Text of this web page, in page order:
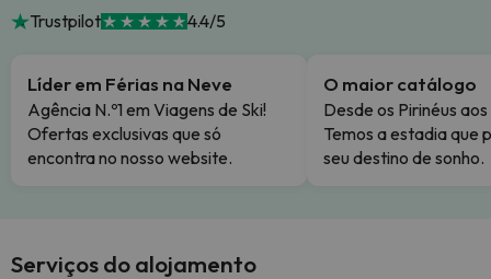
Trustpilot 4.4/5
Líder em Férias na Neve
Agência N.º1 em Viagens de Ski!
Ofertas exclusivas que só
encontra no nosso website.
O maior catálogo
Desde os Pirinéus
Temos a estadia que
seu destino de sonho.
Serviços do alojamento